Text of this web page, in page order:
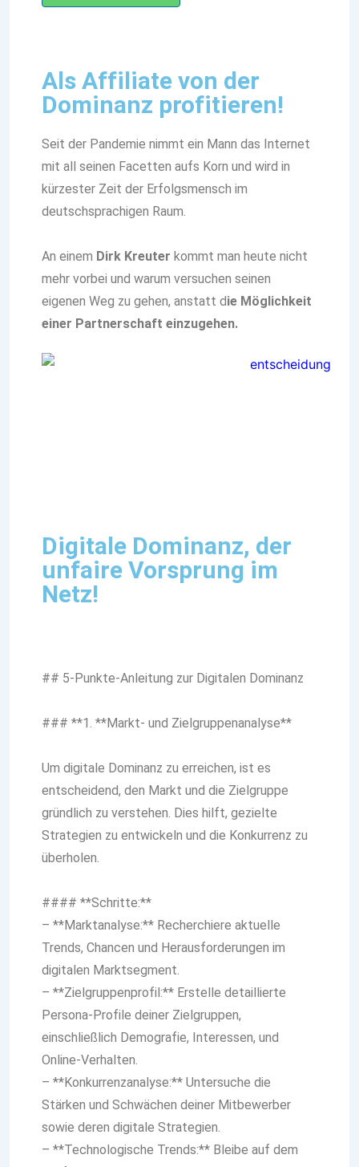
Als Affiliate von der
Dominanz profitieren!
Seit der Pandemie nimmt ein Mann das Internet
mit all seinen Facetten aufs Korn und wird in
kürzester Zeit der Erfolgsmensch im
deutschsprachigen Raum.
An einem Dirk Kreuter kommt man heute nicht
mehr vorbei und warum versuchen seinen
eigenen Weg zu gehen, anstatt die Möglichkeit
einer Partnerschaft einzugehen.
Digitale Dominanz, der
unfaire Vorsprung im
Netz!
## 5-Punkte-Anleitung zur Digitalen Dominanz
### **1. **Markt- und Zielgruppenanalyse**
Um digitale Dominanz zu erreichen, ist es
entscheidend, den Markt und die Zielgruppe
gründlich zu verstehen. Dies hilft, gezielte
Strategien zu entwickeln und die Konkurrenz zu
überholen.
#### **Schritte:**
– **Marktanalyse:** Recherchiere aktuelle
Trends, Chancen und Herausforderungen im
digitalen Marktsegment.
– **Zielgruppenprofil:** Erstelle detaillierte
Persona-Profile deiner Zielgruppen,
einschließlich Demografie, Interessen, und
Online-Verhalten.
– **Konkurrenzanalyse:** Untersuche die
Stärken und Schwächen deiner Mitbewerber
sowie deren digitale Strategien.
– **Technologische Trends:** Bleibe auf dem